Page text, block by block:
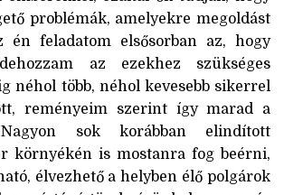
problémák, amelyekre megoldást
én feladatom elsősorban az, hogy
az ezekhez szükséges
néhol több, néhol kevesebb sikerrel
reményeim szerint így marad a
sok korábban elindított
környékén is mostanra fog beérni,
élvezhető a helyben élő polgárok